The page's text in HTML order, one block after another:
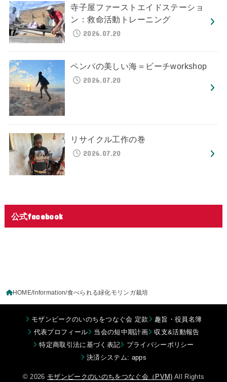
寺子屋ファーストエイドステーショ
ン：救命活動トレーニング
2026.07.20
ペンバの美しい海＝ビーチworkshop
2026.07.20
リサイクル工作の巻
2026.07.20
公式facebook
HOME Information 食べられる緑化モリンガ栽培
モザンビークのいのちをつなぐ会 定款
趣旨・役員名簿
代表プロフィール
当会の短中期計画
収支&活動報告
特定商取引法に基づく表記
プライバシーポリシー
決済システム: apps
© 2026 モザンビークのいのちをつなぐ会（PVM) All Rights